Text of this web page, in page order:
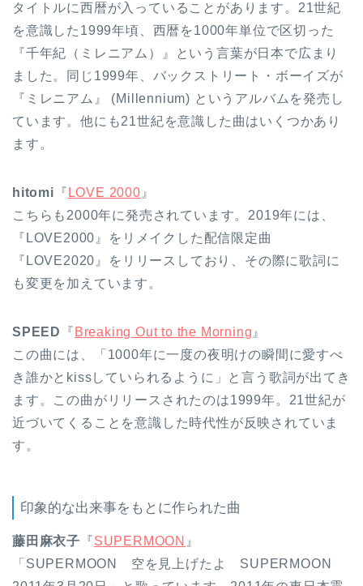
タイトルに西暦が入っていることがあります。21世紀
を意識した1999年頃、西暦を1000年単位で区切った
『千年紀（ミレニアム）』という言葉が日本で広まり
ました。同じ1999年、バックストリート・ボーイズが
『ミレニアム』 (Millennium) というアルバムを発売し
ています。他にも21世紀を意識した曲はいくつかあり
ます。
hitomi 『 LOVE 2000 』
こちらも2000年に発売されています。2019年には、
『LOVE2000』をリメイクした配信限定曲
『LOVE2020』をリリースしており、その際に歌詞に
も変更を加えています。
SPEED 『 Breaking Out to the Morning 』
この曲には、「1000年に一度の夜明けの瞬間に愛すべ
き誰かとkissしていられるように」と言う歌詞が出てき
ます。この曲がリリースされたのは1999年。21世紀が
近づいてくることを意識した時代性が反映されていま
す。
印象的な出来事をもとに作られた曲
藤田麻衣子 『SUPERMOON 』
「SUPERMOON 空を見上げたよ SUPERMOON